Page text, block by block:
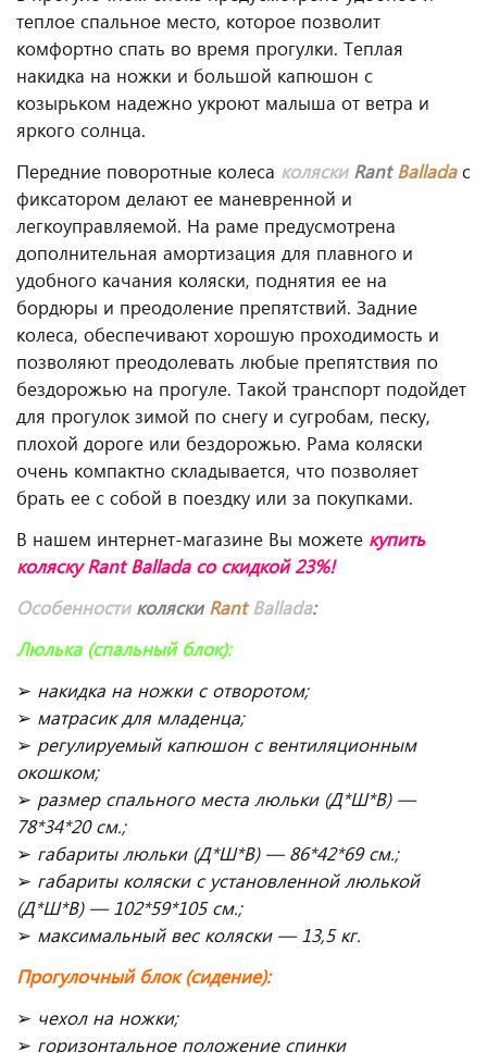
теплое спальное место, которое позволит
комфортно спать во время прогулки. Теплая
накидка на ножки и большой капюшон с
козырьком надежно укроют малыша от ветра и
яркого солнца.
Передние поворотные колеса коляски RantBalladaс
фиксатором делают ее маневренной и
легкоуправляемой. На раме предусмотрена
дополнительная амортизация для плавного и
удобного качания коляски, поднятия ее на
бордюры и преодоление препятствий. Задние
колеса, обеспечивают хорошую проходимость и
позволяют преодолевать любые препятствия по
бездорожью на прогуле. Такой транспорт подойдет
для прогулок зимой по снегу и сугробам, песку,
плохой дороге или бездорожью. Рама коляски
очень компактно складывается, что позволяет
брать ее с собой в поездку или за покупками.
В нашем интернет-магазине Вы можете купить
коляску Rant Ballada со скидкой 23%!
Особенности коляскиRantBallada:
Люлька (спальный блок):
➢ накидка на ножки с отворотом;
➢ матрасик для младенца;
➢ регулируемый капюшон с вентиляционным
окошком;
➢ размер спального места люльки (Д*Ш*В) —
78*34*20 см.;
➢ габариты люльки (Д*Ш*В) — 86*42*69 см.;
➢ габариты коляски с установленной люлькой
(Д*Ш*В) — 102*59*105 см.;
➢ максимальный вес коляски — 13,5 кг.
Прогулочный блок (сидение):
➢ чехол на ножки;
➢ горизонтальное положение спинки